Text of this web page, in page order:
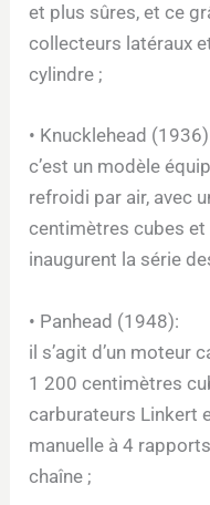
et plus sûres, et ce
collecteurs latéraux
cylindre ;
• Knucklehead
c’est un modèle
refroidi par air, avec
centimètres cubes et
inaugurent la série
• Panhead (1948):
il s’agit d’un moteur
1 200 centimètres
carburateurs Linkert
manuelle à 4
chaîne ;